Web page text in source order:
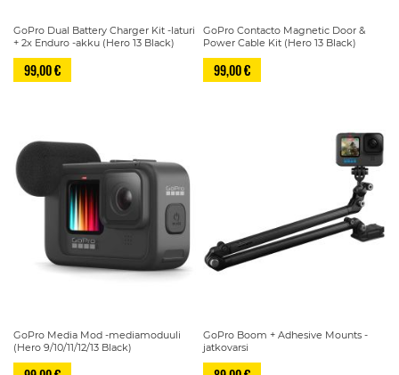
GoPro Dual Battery Charger Kit -laturi
+ 2x Enduro -akku (Hero 13 Black)
99,00 €
GoPro Contacto Magnetic Door &
Power Cable Kit (Hero 13 Black)
99,00 €
GoPro Media Mod -mediamoduuli
(Hero 9/10/11/12/13 Black)
GoPro Boom + Adhesive Mounts -
jatkovarsi